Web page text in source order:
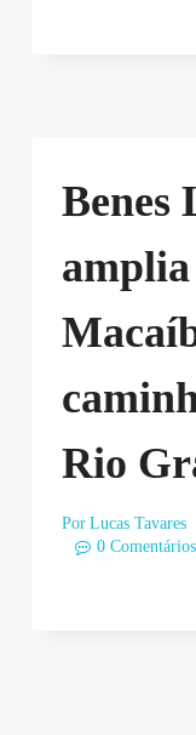
Benes
amplia
Rio
Por Lucas Tavares
0 Comentários